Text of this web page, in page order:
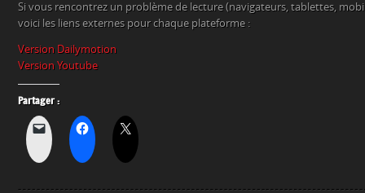
Si vous rencontrez un problème de lecture (navigateurs, tablettes,
voici les liens externes pour chaque plateforme :
Version Dailymotion
Version Youtube
Partager :